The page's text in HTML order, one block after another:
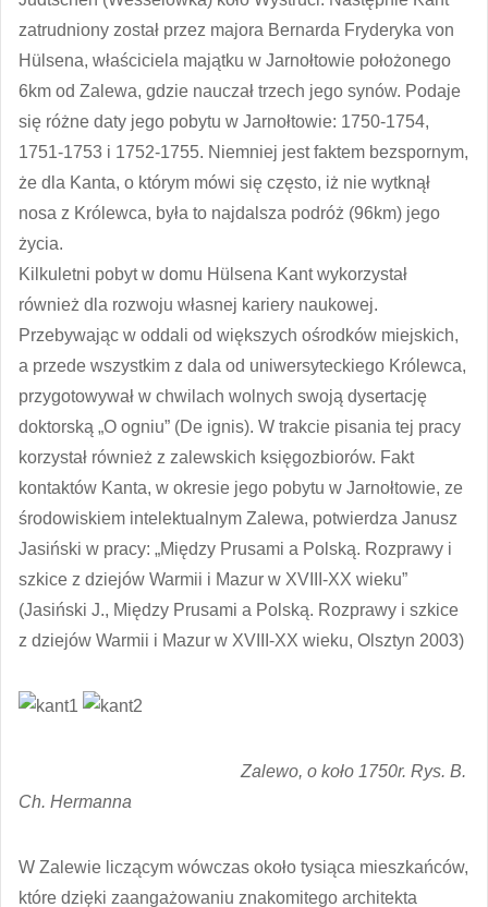
zatrudniony został przez majora Bernarda Fryderyka von
Hülsena, właściciela majątku w Jarnołtowie położonego
6km od Zalewa, gdzie nauczał trzech jego synów. Podaje
się różne daty jego pobytu w Jarnołtowie: 1750-1754,
1751-1753 i 1752-1755. Niemniej jest faktem bezspornym,
że dla Kanta, o którym mówi się często, iż nie wytknął
nosa z Królewca, była to najdalsza podróż (96km) jego
życia.
Kilkuletni pobyt w domu Hülsena Kant wykorzystał
również dla rozwoju własnej kariery naukowej.
Przebywając w oddali od większych ośrodków miejskich,
a przede wszystkim z dala od uniwersyteckiego Królewca,
przygotowywał w chwilach wolnych swoją dysertację
doktorską „O ogniu” (De ignis). W trakcie pisania tej pracy
korzystał również z zalewskich księgozbiorów. Fakt
kontaktów Kanta, w okresie jego pobytu w Jarnołtowie, ze
środowiskiem intelektualnym Zalewa, potwierdza Janusz
Jasiński w pracy: „Między Prusami a Polską. Rozprawy i
szkice z dziejów Warmii i Mazur w XVIII-XX wieku”
(Jasiński J., Między Prusami a Polską. Rozprawy i szkice
z dziejów Warmii i Mazur w XVIII-XX wieku, Olsztyn 2003)
Zalewo, o koło 1750r. Rys. B.
Ch. Hermanna
W Zalewie liczącym wówczas około tysiąca mieszkańców,
które dzięki zaangażowaniu znakomitego architekta